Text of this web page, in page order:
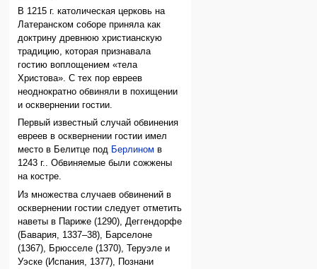
В 1215 г. католическая церковь на
Латеранском соборе приняла как
доктрину древнюю христианскую
традицию, которая признавала
гостию воплощением «тела
Христова». С тех пор евреев
неоднократно обвиняли в похищении
и осквернении гостии.
Первый известный случай обвинения
евреев в осквернении гостии имел
место в Белитце под Берлином в
1243 г.. Обвиняемые были сожжены
на костре.
Из множества случаев обвинений в
осквернении гостии следует отметить
наветы в Париже (1290), Деггендорфе
(Бавария, 1337–38), Барселоне
(1367), Брюсселе (1370), Теруэле и
Уэске (Испания, 1377), Познани